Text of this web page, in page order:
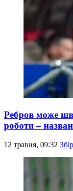
Ребров може
роботи –
12 травня, 09:32